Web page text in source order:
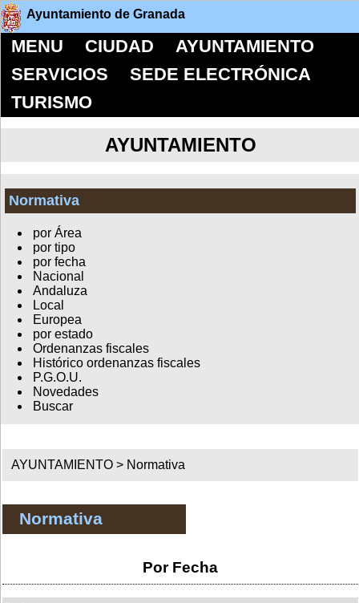
Ayuntamiento de Granada
MENU CIUDAD
AYUNTAMIENTO
SERVICIOS
SEDE ELECTRÓNICA
TURISMO
AYUNTAMIENTO
Normativa
por Área
por tipo
por fecha
Nacional
Andaluza
Local
Europea
por estado
Ordenanzas fiscales
Histórico ordenanzas fiscales
P.G.O.U.
Novedades
Buscar
AYUNTAMIENTO > Normativa
Normativa
Por Fecha